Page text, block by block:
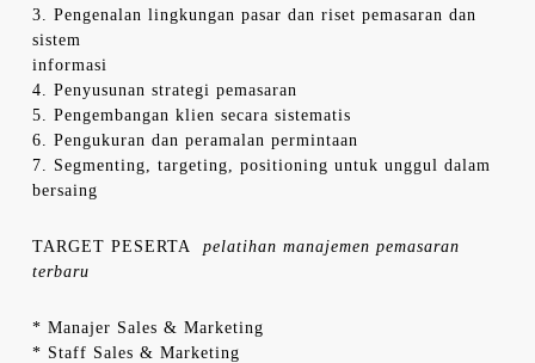
3. Pengenalan lingkungan pasar dan riset pemasaran dan
sistem
informasi
4. Penyusunan strategi pemasaran
5. Pengembangan klien secara sistematis
6. Pengukuran dan peramalan permintaan
7. Segmenting, targeting, positioning untuk unggul dalam
bersaing
TARGET PESERTA
pelatihan manajemen pemasaran
terbaru
* Manajer Sales & Marketing
* Staff Sales & Marketing